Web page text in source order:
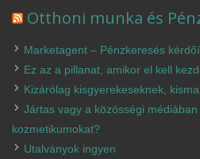
Otthoni munka és
Marketagent – Pénzkeresés
Ez az a pillanat, amikor el kell
Kizárólag kisgyerekeseknek,
Jártas vagy a közösségi
kozmetikumokat?
Utalványok ingyen